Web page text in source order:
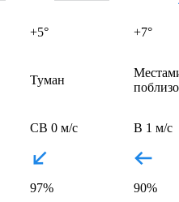
+5° +7°
Туман
СВ 0 м/с
97%
В 1 м/с
90%